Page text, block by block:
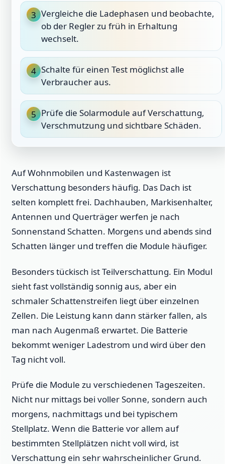
3 Vergleiche die Ladephasen und beobachte,
ob der Regler zu früh in Erhaltung
wechselt.
4 Schalte für einen Test möglichst alle
Verbraucher aus.
5 Prüfe die Solarmodule auf Verschattung,
Verschmutzung und sichtbare Schäden.
Auf Wohnmobilen und Kastenwagen ist
Verschattung besonders häufig. Das Dach ist
selten komplett frei. Dachhauben, Markisenhalter,
Antennen und Querträger werfen je nach
Sonnenstand Schatten. Morgens und abends sind
Schatten länger und treffen die Module häufiger.
Besonders tückisch ist Teilverschattung. Ein Modul
sieht fast vollständig sonnig aus, aber ein
schmaler Schattenstreifen liegt über einzelnen
Zellen. Die Leistung kann dann stärker fallen, als
man nach Augenmaß erwartet. Die Batterie
bekommt weniger Ladestrom und wird über den
Tag nicht voll.
Prüfe die Module zu verschiedenen Tageszeiten.
Nicht nur mittags bei voller Sonne, sondern auch
morgens, nachmittags und bei typischem
Stellplatz. Wenn die Batterie vor allem auf
bestimmten Stellplätzen nicht voll wird, ist
Verschattung ein sehr wahrscheinlicher Grund.